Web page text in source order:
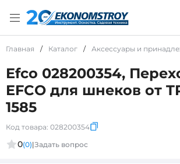
Главная / Каталог / Аксессуары и
Efco 028200354,
EFCO для шнеков от
1585
Код товара: 028200354
0(0)|Задать вопрос